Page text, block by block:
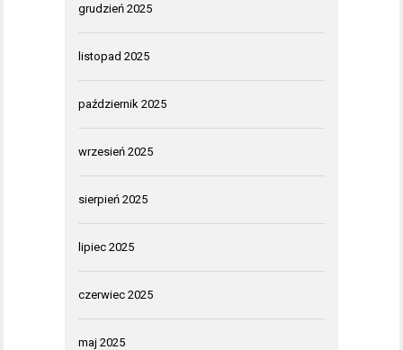
grudzień 2025
listopad 2025
październik 2025
wrzesień 2025
sierpień 2025
lipiec 2025
czerwiec 2025
maj 2025